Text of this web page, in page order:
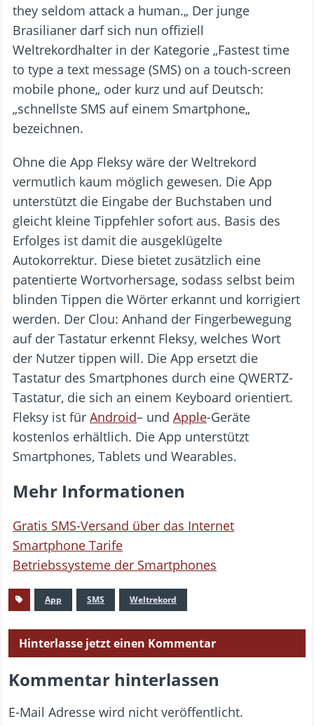
they seldom attack a human.„ Der junge
Brasilianer darf sich nun offiziell
Weltrekordhalter in der Kategorie „Fastest time
to type a text message (SMS) on a touch-screen
mobile phone„ oder kurz und auf Deutsch:
„schnellste SMS auf einem Smartphone„
bezeichnen.
Ohne die App Fleksy wäre der Weltrekord
vermutlich kaum möglich gewesen. Die App
unterstützt die Eingabe der Buchstaben und
gleicht kleine Tippfehler sofort aus. Basis des
Erfolges ist damit die ausgeklügelte
Autokorrektur. Diese bietet zusätzlich eine
patentierte Wortvorhersage, sodass selbst beim
blinden Tippen die Wörter erkannt und korrigiert
werden. Der Clou: Anhand der Fingerbewegung
auf der Tastatur erkennt Fleksy, welches Wort
der Nutzer tippen will. Die App ersetzt die
Tastatur des Smartphones durch eine QWERTZ-
Tastatur, die sich an einem Keyboard orientiert.
Fleksy ist für Android– und Apple-Geräte
kostenlos erhältlich. Die App unterstützt
Smartphones, Tablets und Wearables.
Mehr Informationen
Gratis SMS-Versand über das Internet
Smartphone Tarife
Betriebssysteme der Smartphones
App SMS Weltrekord
Hinterlasse jetzt einen Kommentar
Kommentar hinterlassen
E-Mail Adresse wird nicht veröffentlicht.